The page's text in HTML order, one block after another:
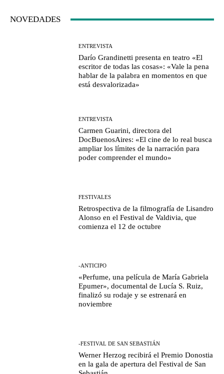
NOVEDADES
ENTREVISTA
Darío Grandinetti presenta en teatro «El
escritor de todas las cosas»: «Vale la pena
hablar de la palabra en momentos en que
está desvalorizada»
ENTREVISTA
Carmen Guarini, directora del
DocBuenosAires: «El cine de lo real busca
ampliar los límites de la narración para
poder comprender el mundo»
FESTIVALES
Retrospectiva de la filmografía de Lisandro
Alonso en el Festival de Valdivia, que
comienza el 12 de octubre
-ANTICIPO
«Perfume, una película de María Gabriela
Epumer», documental de Lucía S. Ruiz,
finalizó su rodaje y se estrenará en
noviembre
-FESTIVAL DE SAN SEBASTIÁN
Werner Herzog recibirá el Premio Donostia
en la gala de apertura del Festival de San